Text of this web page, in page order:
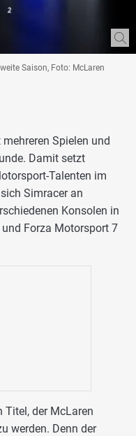
Saison, Foto: McLaren
Spielen und
Damit setzt
Talenten im
Simracer an
Konsolen in
Forza Motorsport 7
Titel, der McLaren
werden. Denn der